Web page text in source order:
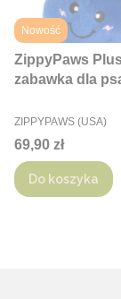
Nowość
ZippyPaws
zabawka dla
PRODUCENT
ZIPPYPAWS (USA)
Cena
69,90 zł
Do koszyka